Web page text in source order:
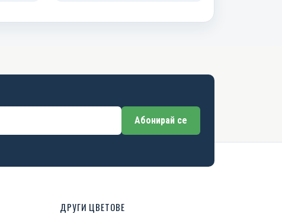
Абонирай се
ДРУГИ ЦВЕТОВЕ